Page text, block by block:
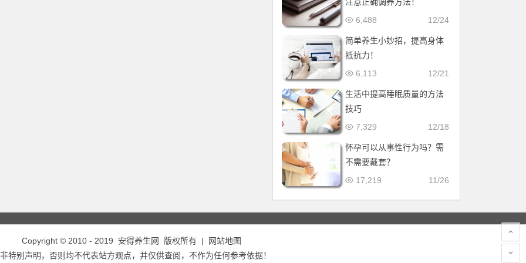
12/24
6,488
简单养生小妙招，提高身体
抵抗力！
12/21
6,113
生活中提高睡眠质量的方法
技巧
12/18
7,329
怀孕可以从事性行为吗？需
不需要戴套？
11/26
17,219
Copyright © 2010 - 2019 安得养生网 版权所有 |
网站地图
特别声明，否则均不代表站方观点，并仅供查阅，不作为任何参考依据！